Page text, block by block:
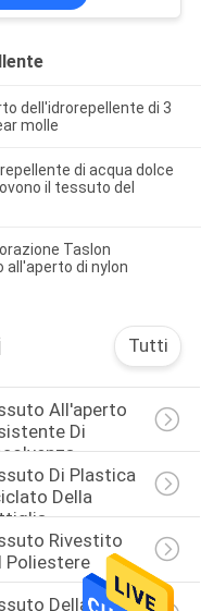
dell'idrorepellente di 3
molle
di acqua dolce
il tessuto del
Taslon
all'aperto di nylon
Tutti
All'aperto
Di
Di Plastica
Della
Rivestito
Poliestere
Della Pelle